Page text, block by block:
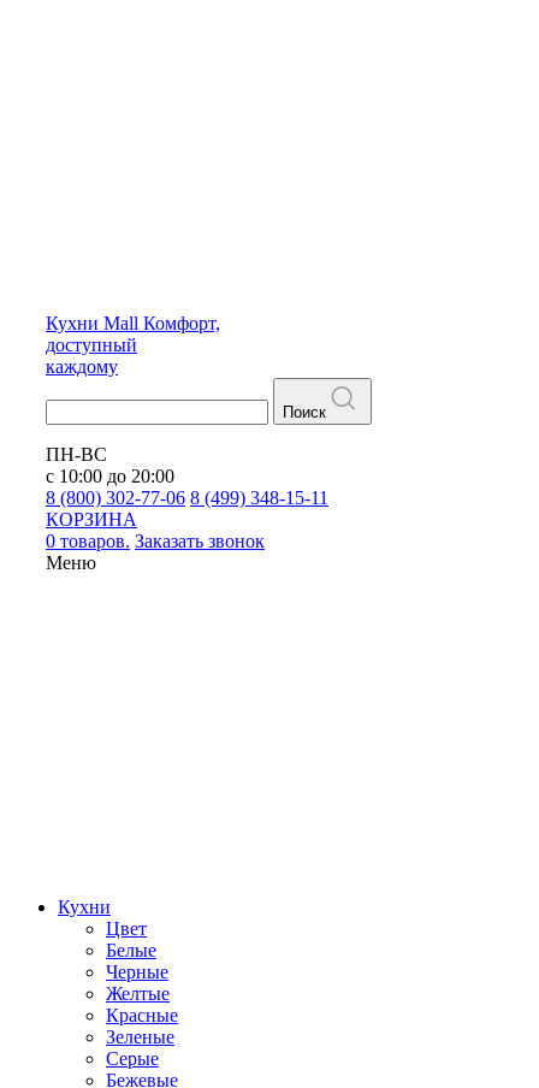
Кухни Mall Комфорт,
доступный
каждому
Поиск
ПН-ВС
с 10:00 до 20:00
8 (800) 302-77-06 8 (499) 348-15-11
КОРЗИНА
0 товаров. Заказать звонок
Меню
Кухни
Цвет
Белые
Черные
Желтые
Красные
Зеленые
Серые
Бежевые